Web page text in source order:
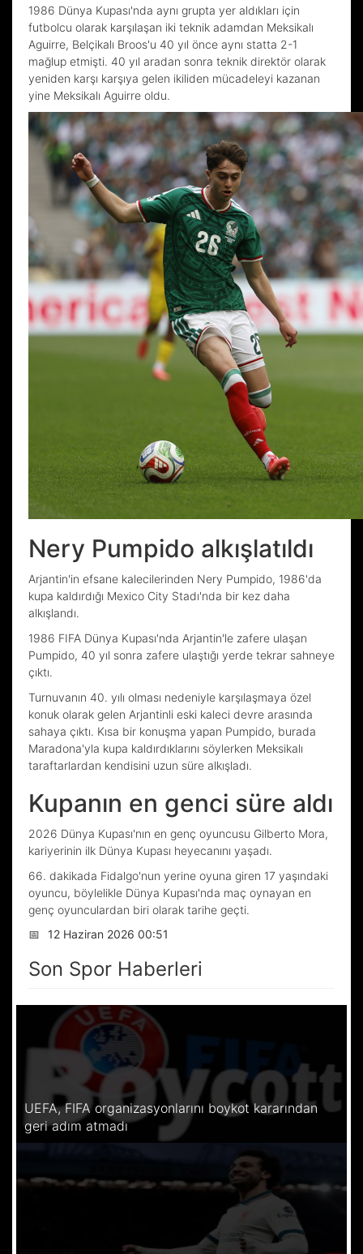
1986 Dünya Kupası'nda aynı grupta yer aldıkları için
futbolcu olarak karşılaşan iki teknik adamdan Meksikalı
Aguirre, Belçikalı Broos'u 40 yıl önce aynı statta 2-1
mağlup etmişti. 40 yıl aradan sonra teknik direktör olarak
yeniden karşı karşıya gelen ikiliden mücadeleyi kazanan
yine Meksikalı Aguirre oldu.
Nery Pumpido alkışlatıldı
Arjantin'in efsane kalecilerinden Nery Pumpido, 1986'da
kupa kaldırdığı Mexico City Stadı'nda bir kez daha
alkışlandı.
1986 FIFA Dünya Kupası'nda Arjantin'le zafere ulaşan
Pumpido, 40 yıl sonra zafere ulaştığı yerde tekrar sahneye
çıktı.
Turnuvanın 40. yılı olması nedeniyle karşılaşmaya özel
konuk olarak gelen Arjantinli eski kaleci devre arasında
sahaya çıktı. Kısa bir konuşma yapan Pumpido, burada
Maradona'yla kupa kaldırdıklarını söylerken Meksikalı
taraftarlardan kendisini uzun süre alkışladı.
Kupanın en genci süre aldı
2026 Dünya Kupası'nın en genç oyuncusu Gilberto Mora,
kariyerinin ilk Dünya Kupası heyecanını yaşadı.
66. dakikada Fidalgo'nun yerine oyuna giren 17 yaşındaki
oyuncu, böylelikle Dünya Kupası'nda maç oynayan en
genç oyunculardan biri olarak tarihe geçti.
📅
12 Haziran 2026 00:51
Son Spor Haberleri
UEFA, FIFA organizasyonlarını boykot kararından
geri adım atmadı